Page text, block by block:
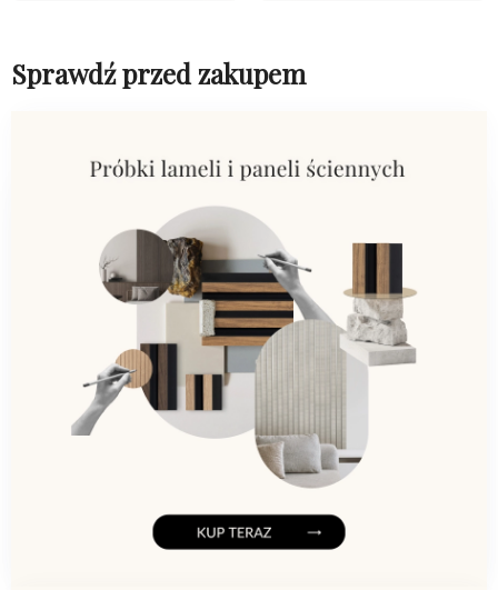
Sprawdź przed zakupem